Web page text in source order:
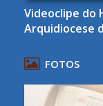
Lançamento
Igreja De
FOTOS